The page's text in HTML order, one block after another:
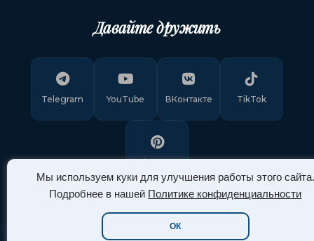
Мы используем куки для улучшения работы этого сайта.
Подробнее в нашей Политике конфиденциальности
ОК
Давайте дружить
Telegram YouTube ВКонтакте TikTok
Pinterest